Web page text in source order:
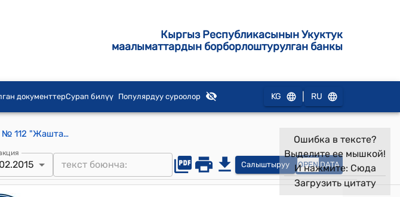
Кыргыз Республикасынын Укуктук
маалыматтардын борборлоштурулган банкы
документтерСурап билүү Популярдуу суроолор KG RU
Мырза-Аке айылдык кеңешинин 2015-жылдын 24-февралындагы № 112 "Жаштар жана өспүрүмдөр арасында тарбиялык иштердин жана зордук–зомбулукка каршы иштердин жүргүзүлүшү жөнүндө" токтому
Салыштыруу OPEN DATA
Ошибка в тексте?
Выделите ее мышкой!
И нажмите: Сюда
Загрузить цитату